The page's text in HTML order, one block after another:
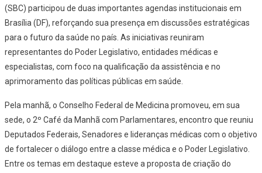
(SBC) participou de duas importantes agendas institucionais em
Brasília (DF), reforçando sua presença em discussões estratégicas
para o futuro da saúde no país. As iniciativas reuniram
representantes do Poder Legislativo, entidades médicas e
especialistas, com foco na qualificação da assistência e no
aprimoramento das políticas públicas em saúde.
Pela manhã, o Conselho Federal de Medicina promoveu, em sua
sede, o 2º Café da Manhã com Parlamentares, encontro que reuniu
Deputados Federais, Senadores e lideranças médicas com o objetivo
de fortalecer o diálogo entre a classe médica e o Poder Legislativo.
Entre os temas em destaque esteve a proposta de criação do